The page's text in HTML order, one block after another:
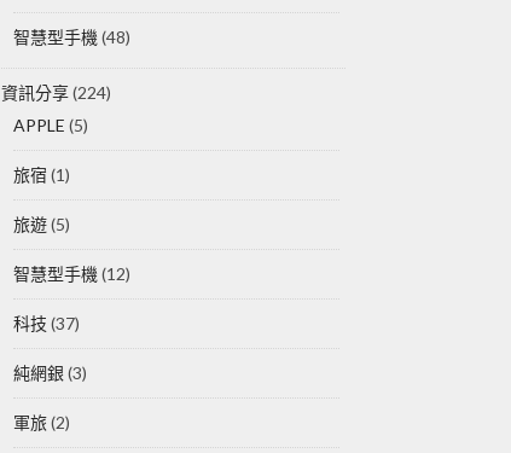
智慧型手機 (48)
資訊分享(224)
APPLE (5)
旅宿 (1)
旅遊(5)
智慧型手機 (12)
科技 (37)
純網銀 (3)
軍旅(2)